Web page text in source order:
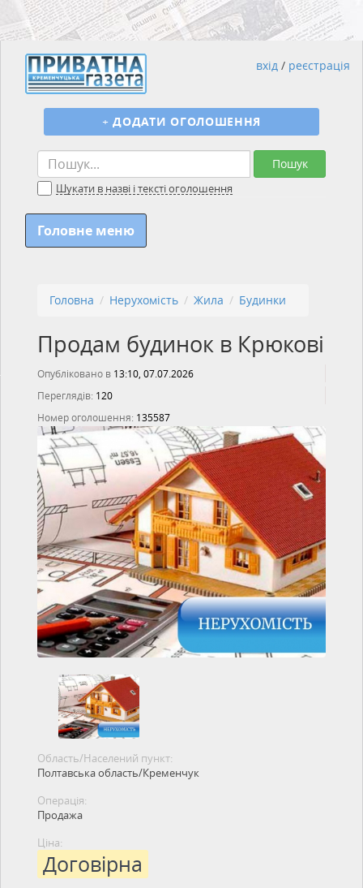
Пошук
Шукати в назві і тексті оголошення
+ ДОДАТИ ОГОЛОШЕННЯ
вхід / реєстрація
Головне меню
Головна Нерухомість Жила Будинки
Продам будинок в Крюкові
Опубліковано в 13:10, 07.07.2026
Переглядів: 120
Номер оголошення: 135587
Область/Населений пункт:
Полтавська область/Кременчук
Операція:
Продажа
Ціна:
Договірна